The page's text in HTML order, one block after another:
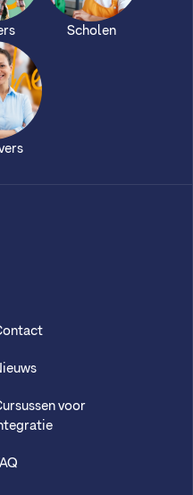
Scholen
voor